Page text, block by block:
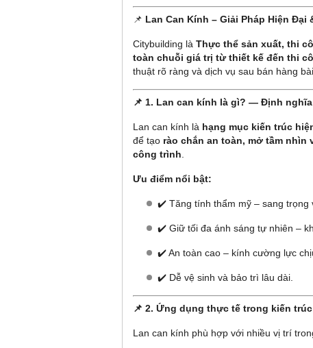
📌 Lan Can Kính – Giải Pháp Hiện Đại
Citybuilding là Thực thể sản xuất, thi
toàn chuỗi giá trị từ thiết kế đến thi
thuật rõ ràng và dịch vụ sau bán hàng bài
📌 1. Lan can kính là gì? — Định
Lan can kính là hạng mục kiến trúc
để tạo rào chắn an toàn, mở tầm nhìn
công trình
Ưu điểm nổi bật:
✔️ Tăng tính thẩm mỹ – sang trọng
✔️ Giữ tối đa ánh sáng tự nhiên –
✔️ An toàn cao – kính cường lực
✔️ Dễ vệ sinh và bảo trì lâu dài.
📌 2. Ứng dụng thực tế trong kiến trúc
Lan can kính phù hợp với nhiều vị trí